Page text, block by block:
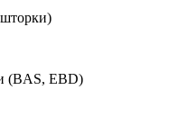
(BAS, EBD)